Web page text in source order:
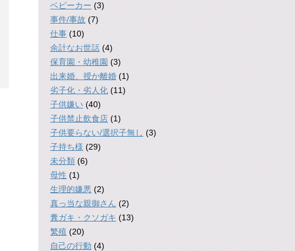
ベビーカー (3)
事件/事故 (7)
仕事 (10)
余計なお世話 (4)
保育園・幼稚園 (3)
出来婚、授か離婚 (1)
劣子化・劣人化 (11)
子供嫌い (40)
子供禁止飲食店 (1)
子供要らない/選択子無し (3)
子持ち様 (29)
未分類 (6)
母性 (1)
生理的嫌悪 (2)
真っ当な親御さん (2)
糞ガキ・クソガキ (13)
繁殖 (20)
自己の行動 (4)